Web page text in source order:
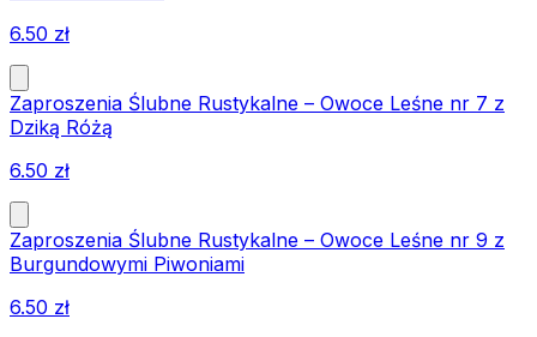
6.50 zł
Zaproszenia Ślubne Rustykalne – Owoce Leśne nr 7 z
Dziką Różą
6.50 zł
Zaproszenia Ślubne Rustykalne – Owoce Leśne nr 9 z
Burgundowymi Piwoniami
6.50 zł